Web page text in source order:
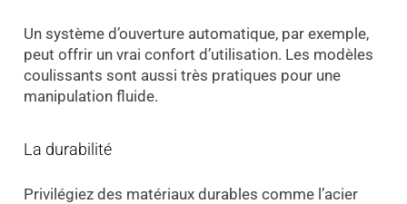
Un système d’ouverture automatique, par exemple,
peut offrir un vrai confort d’utilisation. Les modèles
coulissants sont aussi très pratiques pour une
manipulation fluide.
La durabilité
Privilégiez des matériaux durables comme l’acier